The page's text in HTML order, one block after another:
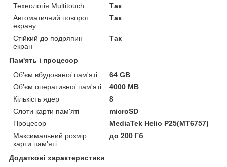
Технологія Multitouch
Так
Автоматичний поворот
екрану
Так
Стійкий до подряпин
екран
Так
Пам'ять і процесор
Об'єм вбудованої пам'яті
64 GB
Об'єм оперативної пам'яті
4000 MB
Кількість ядер
8
Слоти карти пам'яті
microSD
Процесор
MediaTek Helio P25(MT6757)
Максимальний розмір
карти пам'яті
до 200 Гб
Додаткові характеристики